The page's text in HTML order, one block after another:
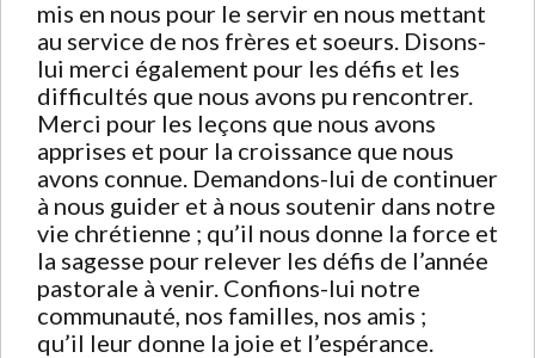
mis en nous pour le servir en nous mettant
au service de nos frères et soeurs. Disons-
lui merci également pour les défis et les
difficultés que nous avons pu rencontrer.
Merci pour les leçons que nous avons
apprises et pour la croissance que nous
avons connue. Demandons-lui de continuer
à nous guider et à nous soutenir dans notre
vie chrétienne ; qu’il nous donne la force et
la sagesse pour relever les défis de l’année
pastorale à venir. Confions-lui notre
communauté, nos familles, nos amis ;
qu’il leur donne la joie et l’espérance.